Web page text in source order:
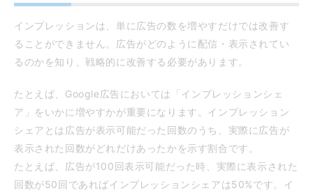
インプレッションは、単に広告の数を増やすだけでは改善す
ることができません。広告がどのように配信・表示されてい
るのかを知り、戦略的に改善する必要があります。
たとえば、Google広告においては「インプレッションシェ
ア」をいかに増やすかが重要になります。インプレッション
シェアとは広告が表示可能だった回数のうち、実際に広告が
表示された回数がどれだけあったかを示す割合です。
たとえば、広告が100回表示可能だった時、実際に表示された
回数が50回であればインプレッションシェアは50%です。イ